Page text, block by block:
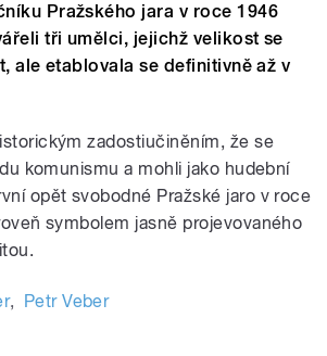
Pražského jara v roce 1946
tři umělci, jejichž velikost se
ale etablovala se definitivně až v
zadostiučiněním, že se
komunismu a mohli jako hudební
opět svobodné Pražské jaro v roce
symbolem jasně projevovaného
, Petr Veber